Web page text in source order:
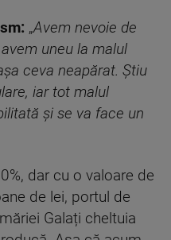
„Avem nevoie de
uneu la malul
ceva neapărat. Știu
iar tot malul
și se va face un
dar cu o valoare de
de lei, portul de
Galați cheltuia